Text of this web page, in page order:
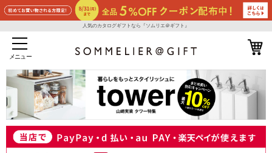
人気のカタログギフトなら『ソムリエ＠ギフト』
メニュー